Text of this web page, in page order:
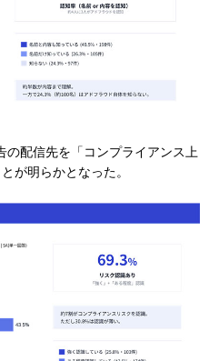
の配信先を「コンプライアンス上
が明らかとなった。